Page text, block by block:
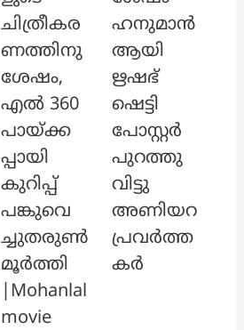
ചിത്രീകര
ണത്തിനു
ശേഷം,
എൽ 360
പായ്ക്ക
പ്പായി
കുറിപ്പ്
പങ്കുവെ
ച്ചുതരുൺ
മൂർത്തി
|Mohanlal
movie
ഹനുമാൻ
ആയി
ഋഷഭ്
ഷെട്ടി
പോസ്റ്റർ
പുറത്തു
വിട്ടു
അണിയറ
പ്രവർത്ത
കർ